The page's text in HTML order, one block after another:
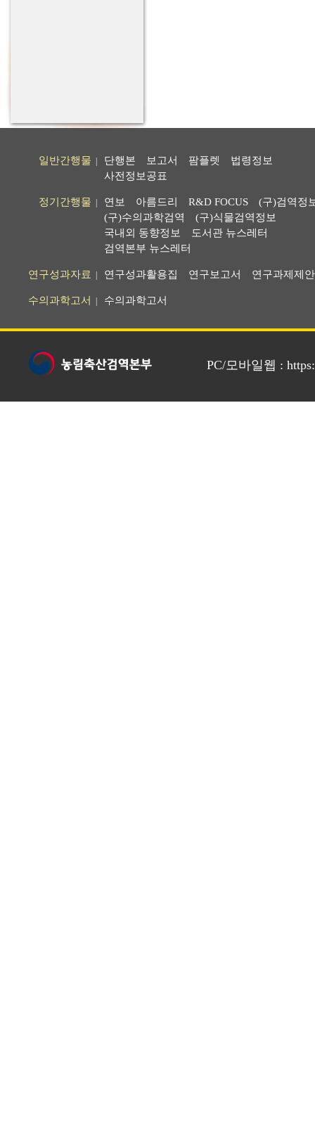
일반간행물 단행본 보고서 팜플렛
법령정보
사전정보공표
정기간행물 연보 아름드리 R&D FOCUS
(구)검역정
(구)수의과학검역
(구)식물검역정보
국내외 동향정보
도서관 뉴스레터
검역본부 뉴스레터
연구성과자료 연구성과활용집 연구보고서 연구과제제
수의과학고서 수의과학고서
PC/모바일웹 :